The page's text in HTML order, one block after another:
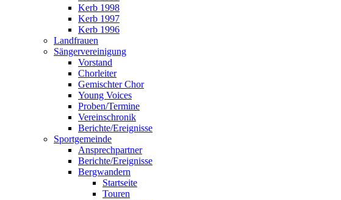
Kerb 1998
Kerb 1997
Kerb 1996
Landfrauen
Sängervereinigung
Vorstand
Chorleiter
Gemischter Chor
Young Voices
Proben/Termine
Vereinschronik
Berichte/Ereignisse
Sportgemeinde
Ansprechpartner
Berichte/Ereignisse
Bergwandern
Startseite
Touren